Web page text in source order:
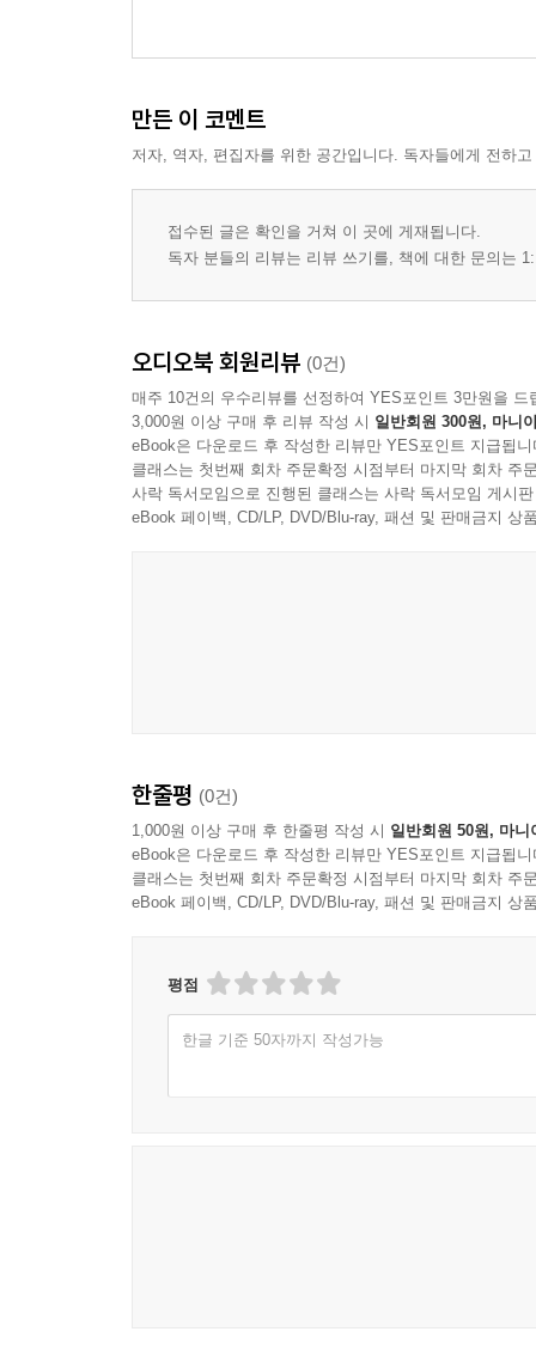
만든 이 코멘트
저자, 역자, 편집자를 위한 공간입니다. 독자들에게 전하
접수된 글은 확인을 거쳐 이 곳에 게재됩니다.
독자 분들의 리뷰는 리뷰 쓰기를, 책에 대한 문의는
오디오북 회원리뷰 (0건)
매주 10건의 우수리뷰를 선정하여 YES포인트 3만원을 드
3,000원 이상 구매 후 리뷰 작성 시 일반회원 300원, 마니
eBook은 다운로드 후 작성한 리뷰만 YES포인트 지급됩니
클래스는 첫번째 회차 주문확정 시점부터 마지막 회차 주
사락 독서모임으로 진행된 클래스는 사락 독서모임 게시
eBook 페이백, CD/LP, DVD/Blu-ray, 패션 및 판매금지 상
한줄평 (0건)
1,000원 이상 구매 후 한줄평 작성 시 일반회원 50원, 마니
eBook은 다운로드 후 작성한 리뷰만 YES포인트 지급됩니
클래스는 첫번째 회차 주문확정 시점부터 마지막 회차 주
eBook 페이백, CD/LP, DVD/Blu-ray, 패션 및 판매금지 상
평점
한글 기준 50자까지 작성가능